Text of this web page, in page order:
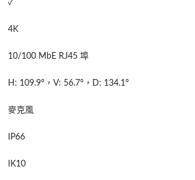
✓
4K
10/100 MbE RJ45 埠
H: 109.9°，V: 56.7°，D: 134.1°
麥克風
IP66
IK10